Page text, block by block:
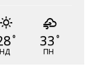
°
НД
33 °
ПН